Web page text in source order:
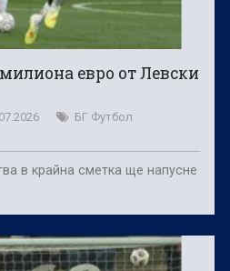
евро от Левски
БГ Футбол
в крайна сметка ще напусне